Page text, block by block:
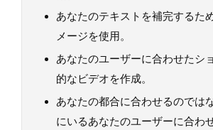
あなたのテキストを補完するた
メージを使用。
あなたのユーザーに合わせたシ
的なビデオを作成。
あなたの都合に合わせるのでは
にいるあなたのユーザーに合わせ